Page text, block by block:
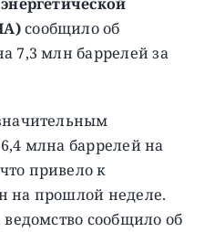
сообщило об
7,3 млн баррелей за
млна баррелей на
привело к
на прошлой неделе.
ведомство сообщило об